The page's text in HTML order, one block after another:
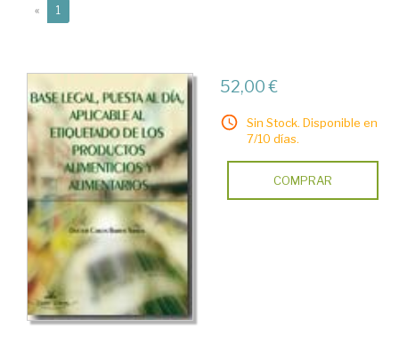
« 1
52,00 €
Sin Stock. Disponible en
7/10 días.
COMPRAR